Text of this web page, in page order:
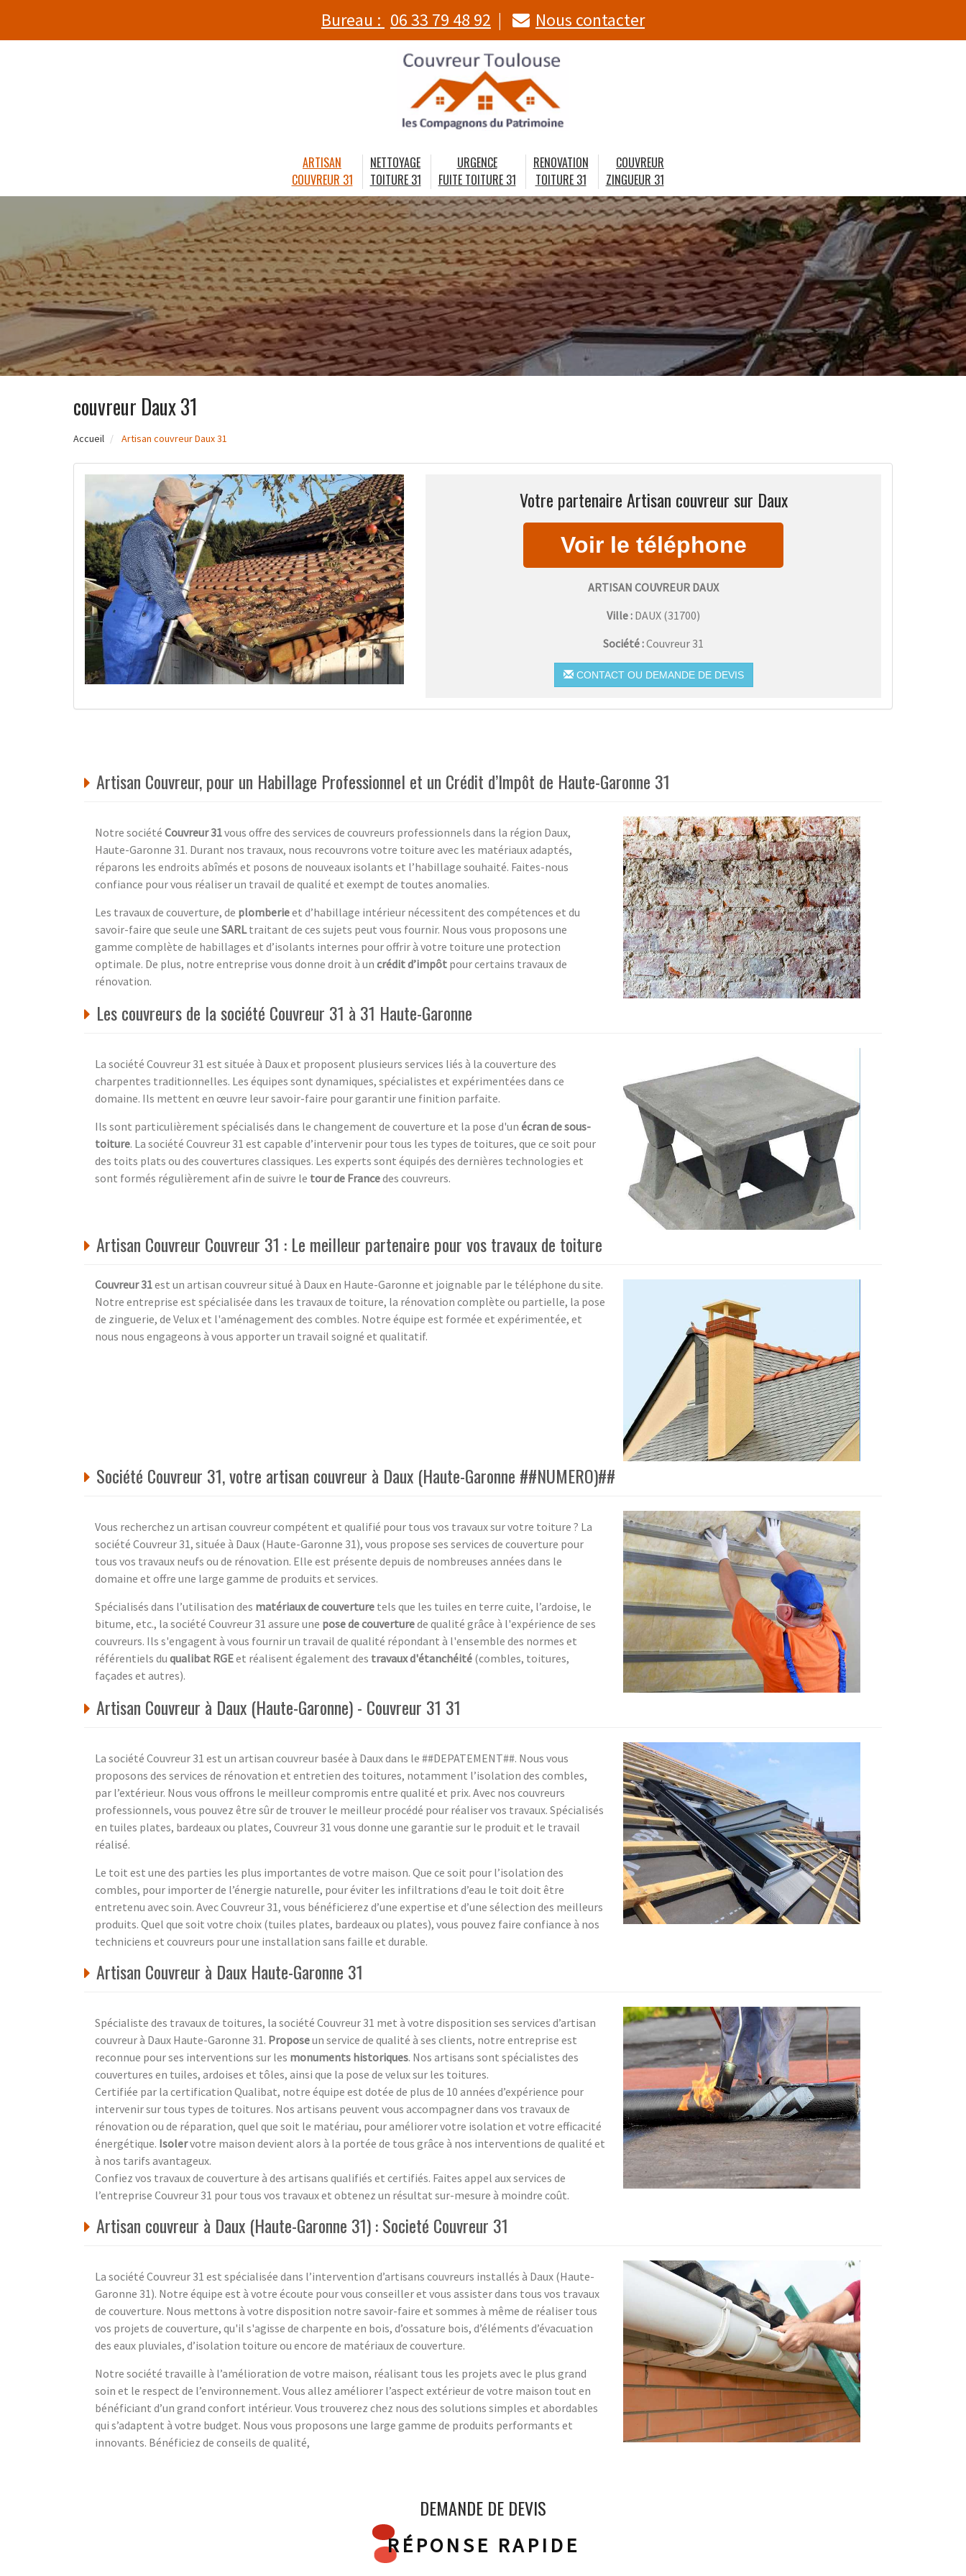
Bureau : 06 33 79 48 92 Nous contacter
ARTISAN
COUVREUR 31
NETTOYAGE
TOITURE 31
URGENCE
FUITE TOITURE 31
RENOVATION
TOITURE 31
COUVREUR
ZINGUEUR 31
couvreur Daux 31
Accueil Artisan couvreur Daux 31
Votre partenaire Artisan couvreur sur Daux
ARTISAN COUVREUR DAUX
Ville : DAUX (31700)
Société :Couvreur 31
CONTACT OU DEMANDE DE DEVIS
Artisan Couvreur, pour un Habillage Professionnel et un Crédit d’Impôt de Haute-Garonne 31
Notre société Couvreur 31vous offre des services de couvreurs professionnels dans la région Daux,
Haute-Garonne 31. Durant nos travaux, nous recouvrons votre toiture avec les matériaux adaptés,
réparons les endroits abîmés et posons de nouveaux isolants et l’habillage souhaité. Faites-nous
confiance pour vous réaliser un travail de qualité et exempt de toutes anomalies.
Les travaux de couverture, de plomberieet d’habillage intérieur nécessitent des compétences et du
savoir-faire que seule une SARLtraitant de ces sujets peut vous fournir. Nous vous proposons une
gamme complète de habillages et d’isolants internes pour offrir à votre toiture une protection
optimale. De plus, notre entreprise vous donne droit à un crédit d’impôt pour certains travaux de
rénovation.
Les couvreurs de la société Couvreur 31 à 31 Haute-Garonne
La société Couvreur 31 est située à Daux et proposent plusieurs services liés à la couverture des
charpentes traditionnelles. Les équipes sont dynamiques, spécialistes et expérimentées dans ce
domaine. Ils mettent en œuvre leur savoir-faire pour garantir une finition parfaite.
Ils sont particulièrement spécialisés dans le changement de couverture et la pose d'un écran de sous-
toiture. La société Couvreur 31 est capable d’intervenir pour tous les types de toitures, que ce soit pour
des toits plats ou des couvertures classiques. Les experts sont équipés des dernières technologies et
sont formés régulièrement afin de suivre le tour de Francedes couvreurs.
Artisan Couvreur Couvreur 31 : Le meilleur partenaire pour vos travaux de toiture
Couvreur 31est un artisan couvreur situé à Daux en Haute-Garonne et joignable par le téléphone du site.
Notre entreprise est spécialisée dans les travaux de toiture, la rénovation complète ou partielle, la pose
de zinguerie, de Velux et l'aménagement des combles. Notre équipe est formée et expérimentée, et
nous nous engageons à vous apporter un travail soigné et qualitatif.
Société Couvreur 31, votre artisan couvreur à Daux (Haute-Garonne ##NUMERO)##
Vous recherchez un artisan couvreur compétent et qualifié pour tous vos travaux sur votre toiture ? La
société Couvreur 31, située à Daux (Haute-Garonne 31), vous propose ses services de couverture pour
tous vos travaux neufs ou de rénovation. Elle est présente depuis de nombreuses années dans le
domaine et offre une large gamme de produits et services.
Spécialisés dans l’utilisation des matériaux de couverture tels que les tuiles en terre cuite, l’ardoise, le
bitume, etc., la société Couvreur 31 assure une pose de couverturede qualité grâce à l'expérience de ses
couvreurs. Ils s'engagent à vous fournir un travail de qualité répondant à l'ensemble des normes et
référentiels du qualibat RGEet réalisent également des travaux d'étanchéité (combles, toitures,
façades et autres).
Artisan Couvreur à Daux (Haute-Garonne) - Couvreur 31 31
La société Couvreur 31 est un artisan couvreur basée à Daux dans le ##DEPATEMENT##. Nous vous
proposons des services de rénovation et entretien des toitures, notamment l’isolation des combles,
par l’extérieur. Nous vous offrons le meilleur compromis entre qualité et prix. Avec nos couvreurs
professionnels, vous pouvez être sûr de trouver le meilleur procédé pour réaliser vos travaux. Spécialisés
en tuiles plates, bardeaux ou plates, Couvreur 31 vous donne une garantie sur le produit et le travail
réalisé.
Le toit est une des parties les plus importantes de votre maison. Que ce soit pour l’isolation des
combles, pour importer de l’énergie naturelle, pour éviter les infiltrations d’eau le toit doit être
entretenu avec soin. Avec Couvreur 31, vous bénéficierez d’une expertise et d’une sélection des meilleurs
produits. Quel que soit votre choix (tuiles plates, bardeaux ou plates), vous pouvez faire confiance à nos
techniciens et couvreurs pour une installation sans faille et durable.
Artisan Couvreur à Daux Haute-Garonne 31
Spécialiste des travaux de toitures, la société Couvreur 31 met à votre disposition ses services d’artisan
couvreur à Daux Haute-Garonne 31. Proposeun service de qualité à ses clients, notre entreprise est
reconnue pour ses interventions sur les monuments historiques. Nos artisans sont spécialistes des
couvertures en tuiles, ardoises et tôles, ainsi que la pose de velux sur les toitures.
Certifiée par la certification Qualibat, notre équipe est dotée de plus de 10 années d’expérience pour
intervenir sur tous types de toitures. Nos artisans peuvent vous accompagner dans vos travaux de
rénovation ou de réparation, quel que soit le matériau, pour améliorer votre isolation et votre efficacité
énergétique. Isolervotre maison devient alors à la portée de tous grâce à nos interventions de qualité et
à nos tarifs avantageux.
Confiez vos travaux de couverture à des artisans qualifiés et certifiés. Faites appel aux services de
l’entreprise Couvreur 31 pour tous vos travaux et obtenez un résultat sur-mesure à moindre coût.
Artisan couvreur à Daux (Haute-Garonne 31) : Societé Couvreur 31
La société Couvreur 31 est spécialisée dans l’intervention d’artisans couvreurs installés à Daux (Haute-
Garonne 31). Notre équipe est à votre écoute pour vous conseiller et vous assister dans tous vos travaux
de couverture. Nous mettons à votre disposition notre savoir-faire et sommes à même de réaliser tous
vos projets de couverture, qu'il s'agisse de charpente en bois, d’ossature bois, d’éléments d’évacuation
des eaux pluviales, d’isolation toiture ou encore de matériaux de couverture.
Notre société travaille à l’amélioration de votre maison, réalisant tous les projets avec le plus grand
soin et le respect de l’environnement. Vous allez améliorer l’aspect extérieur de votre maison tout en
bénéficiant d’un grand confort intérieur. Vous trouverez chez nous des solutions simples et abordables
qui s’adaptent à votre budget. Nous vous proposons une large gamme de produits performants et
innovants. Bénéficiez de conseils de qualité,
DEMANDE DE DEVIS
RÉPONSE RAPIDE